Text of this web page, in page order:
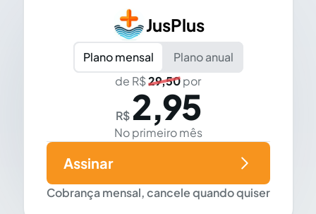
JusPlus
Plano mensal
Plano anual
de R$29,50por
R$ 2,95
No primeiro mês
Cobrança mensal, cancele quando quiser
Assinar